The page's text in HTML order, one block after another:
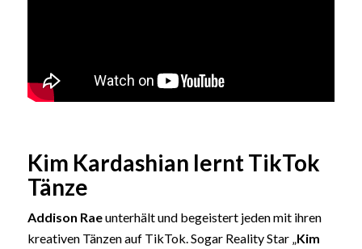
Kim Kardashian lernt TikTok
Tänze
Addison Raeunterhält und begeistert jeden mit ihren
kreativen Tänzen auf TikTok. Sogar Reality Star „Kim